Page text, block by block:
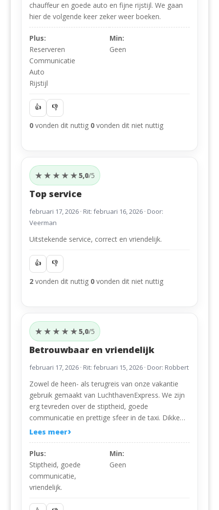
chauffeur en goede auto en fijne rijstijl. We gaan
hier de volgende keer zeker weer boeken.
Plus:
Reserveren
Communicatie
Auto
Rijstijl
Min:
Geen
👍 👎
0vonden dit nuttig 0vonden dit niet nuttig
★★★★★5,0/5
Top service
februari 17, 2026· Rit: februari 16, 2026 · Door:
Veerman
Uitstekende service, correct en vriendelijk.
👍 👎
2vonden dit nuttig 0vonden dit niet nuttig
★★★★★5,0/5
Betrouwbaar en vriendelijk
februari 17, 2026· Rit: februari 15, 2026 · Door: Robbert
Zowel de heen- als terugreis van onze vakantie
gebruik gemaakt van LuchthavenExpress. We zijn
erg tevreden over de stiptheid, goede
communicatie en prettige sfeer in de taxi. Dikke
aanrader!
Lees meer
Plus:
Stiptheid, goede
communicatie,
vriendelijk.
Min:
Geen